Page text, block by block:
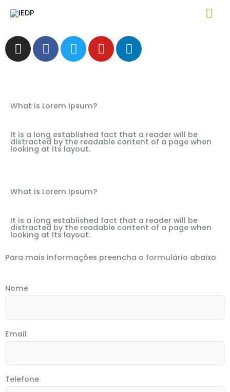
content
Webinar
I
n
s
g
a
m
F
a
c
o
k
-
f
T
w
i
e
Y
o
u
L
i
n
n
What is Lorem Ipsum?
It is a long established fact that a reader will be
distracted by the readable content of a page when
looking at its layout.
What is Lorem Ipsum?
It is a long established fact that a reader will be
distracted by the readable content of a page when
looking at its layout.
Para mais informações preencha o formulário abaixo
Nome
Email
Telefone